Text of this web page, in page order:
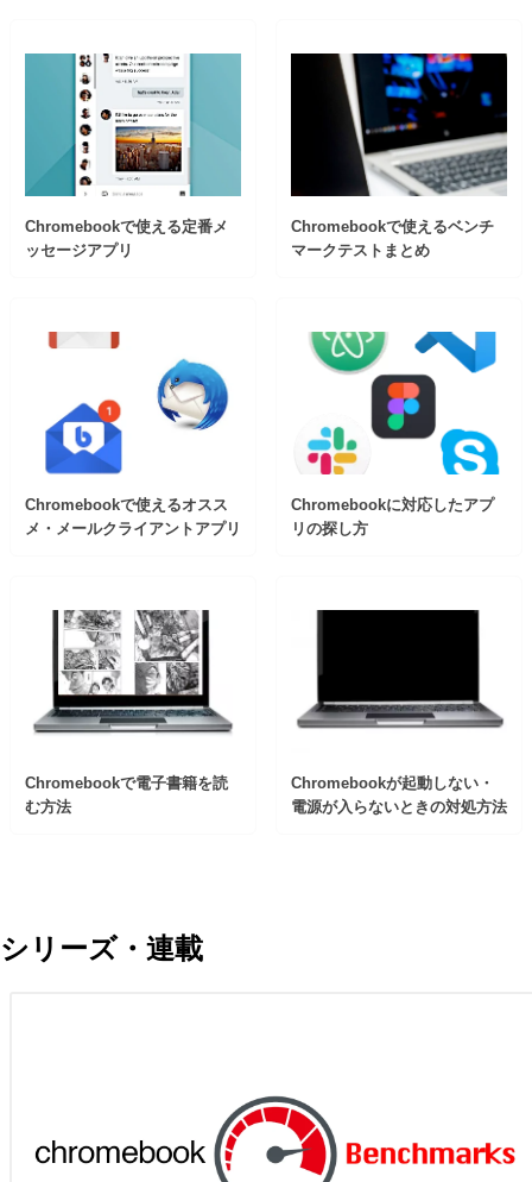
Chromebookで使える定番メ
ッセージアプリ
Chromebookで使えるベンチ
マークテストまとめ
Chromebookで使えるオスス
メ・メールクライアントアプリ
Chromebookに対応したアプ
リの探し方
Chromebookで電子書籍を読
む方法
Chromebookが起動しない・
電源が入らないときの対処方法
シリーズ・連載